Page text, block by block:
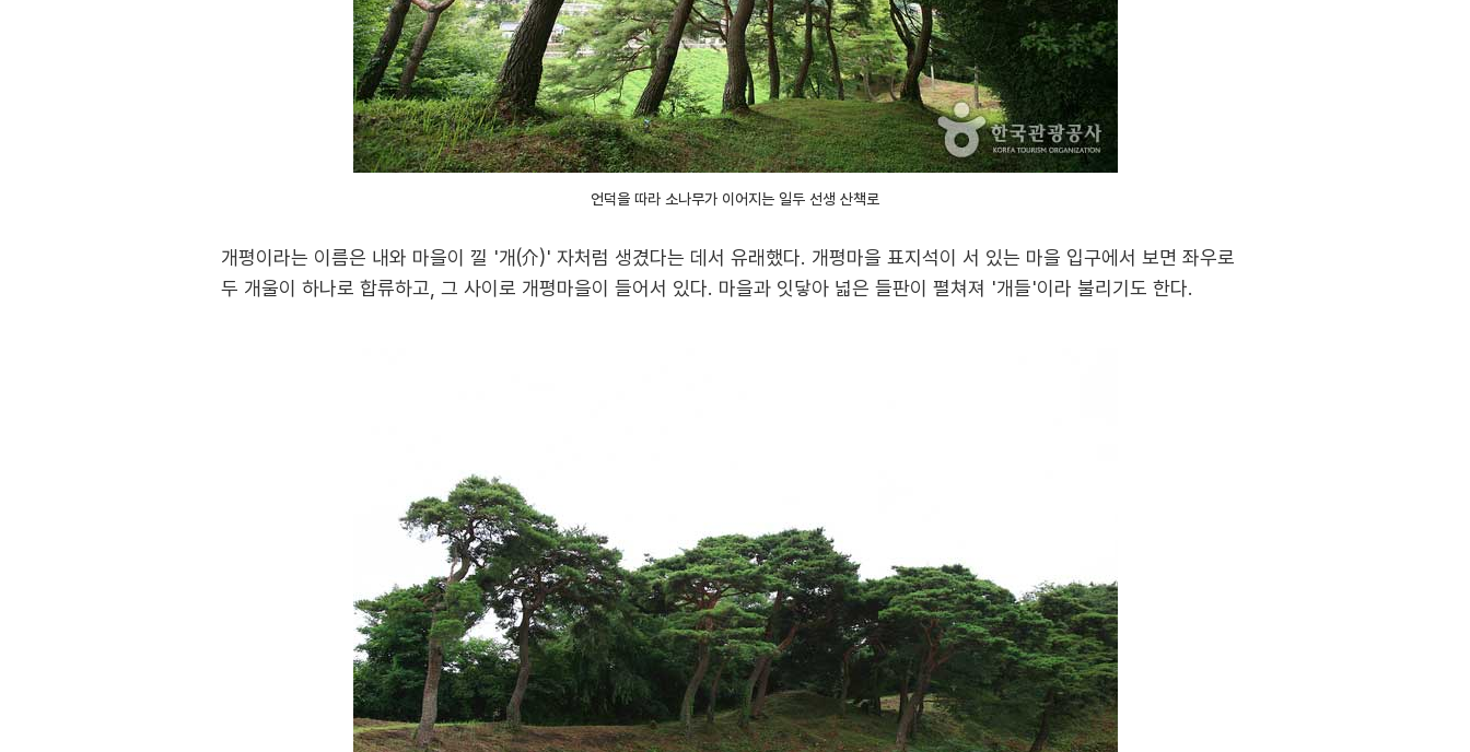
언덕을 따라 소나무가 이어지는 일두 선생 산책로
개평이라는 이름은 내와 마을이 낄 '개(介)' 자처럼 생겼다는 데서 유래했다. 개평마을 표지석이 서 있는 마을 입구에서 보면 좌우로
두 개울이 하나로 합류하고, 그 사이로 개평마을이 들어서 있다. 마을과 잇닿아 넓은 들판이 펼쳐져 '개들'이라 불리기도 한다.